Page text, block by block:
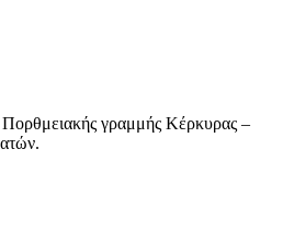
γραμμής Κέρκυρας –